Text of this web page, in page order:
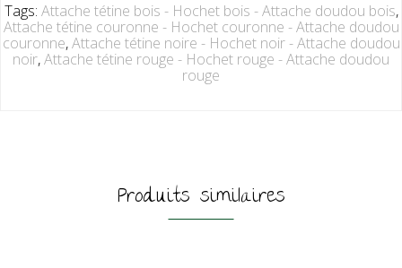
Tags: Attache tétine bois - Hochet bois - Attache doudou bois,
Attache tétine couronne - Hochet couronne - Attache doudou
couronne,Attache tétine noire - Hochet noir - Attache doudou
noir,Attache tétine rouge - Hochet rouge - Attache doudou
rouge
Produits similaires